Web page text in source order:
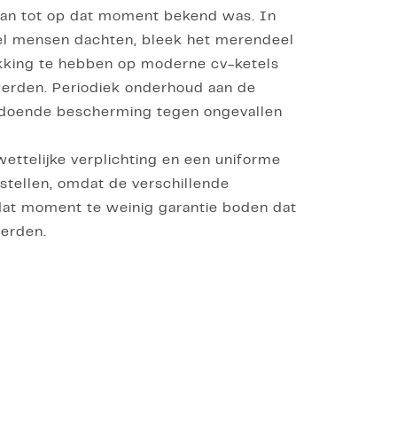
tot op dat moment bekend was. In
dachten, bleek het merendeel
te hebben op moderne cv-ketels
Periodiek onderhoud aan de
bescherming tegen ongevallen
verplichting en een uniforme
omdat de verschillende
moment te weinig garantie boden dat